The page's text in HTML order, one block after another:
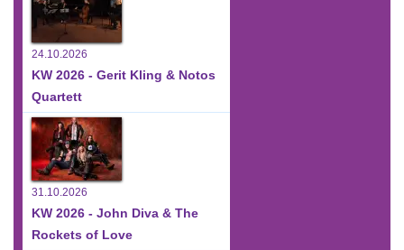
24.10.2026
KW 2026 - Gerit Kling & Notos
Quartett
31.10.2026
KW 2026 - John Diva & The
Rockets of Love